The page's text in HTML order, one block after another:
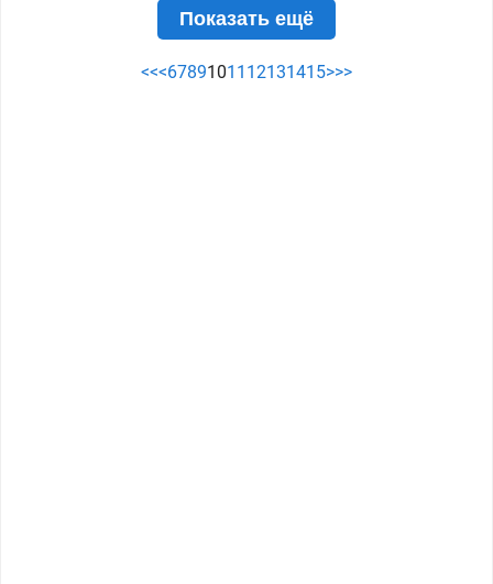
Показать ещё
<<<67891011 12131415>>>